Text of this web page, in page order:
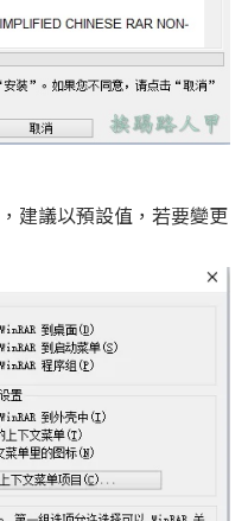
建議以預設值，若要變更